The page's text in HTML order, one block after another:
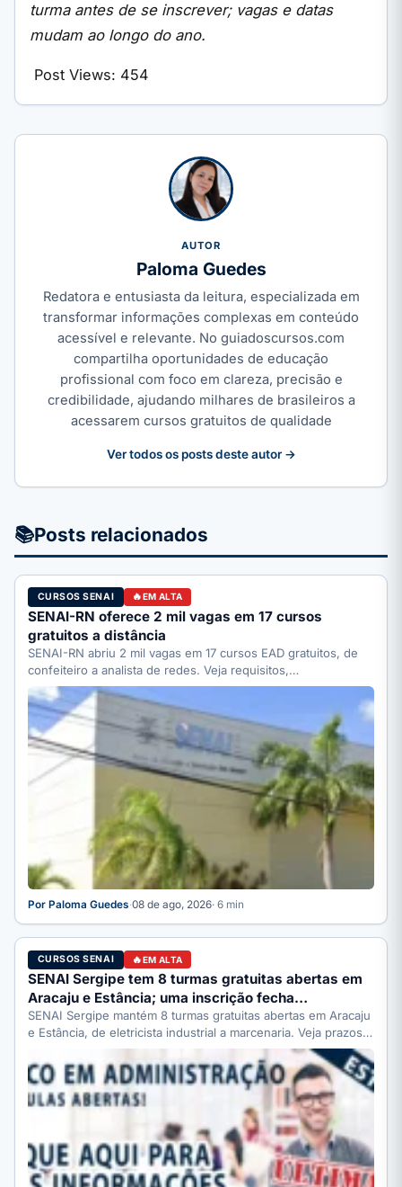
turma antes de se inscrever; vagas e datas
mudam ao longo do ano.
Post Views: 454
AUTOR
Paloma Guedes
Redatora e entusiasta da leitura, especializada em
transformar informações complexas em conteúdo
acessível e relevante. No guiadoscursos.com
compartilha oportunidades de educação
profissional com foco em clareza, precisão e
credibilidade, ajudando milhares de brasileiros a
acessarem cursos gratuitos de qualidade
Ver todos os posts deste autor →
📚Posts relacionados
CURSOS SENAI EM ALTA
SENAI-RN oferece 2 mil vagas em 17 cursos
gratuitos a distância
SENAI-RN abriu 2 mil vagas em 17 cursos EAD gratuitos, de
confeiteiro a analista de redes. Veja requisitos,…
Por Paloma Guedes·08 de ago, 2026· 6 min
CURSOS SENAI EM ALTA
SENAI Sergipe tem 8 turmas gratuitas abertas em
Aracaju e Estância; uma inscrição fecha…
SENAI Sergipe mantém 8 turmas gratuitas abertas em Aracaju
e Estância, de eletricista industrial a marcenaria. Veja prazos: